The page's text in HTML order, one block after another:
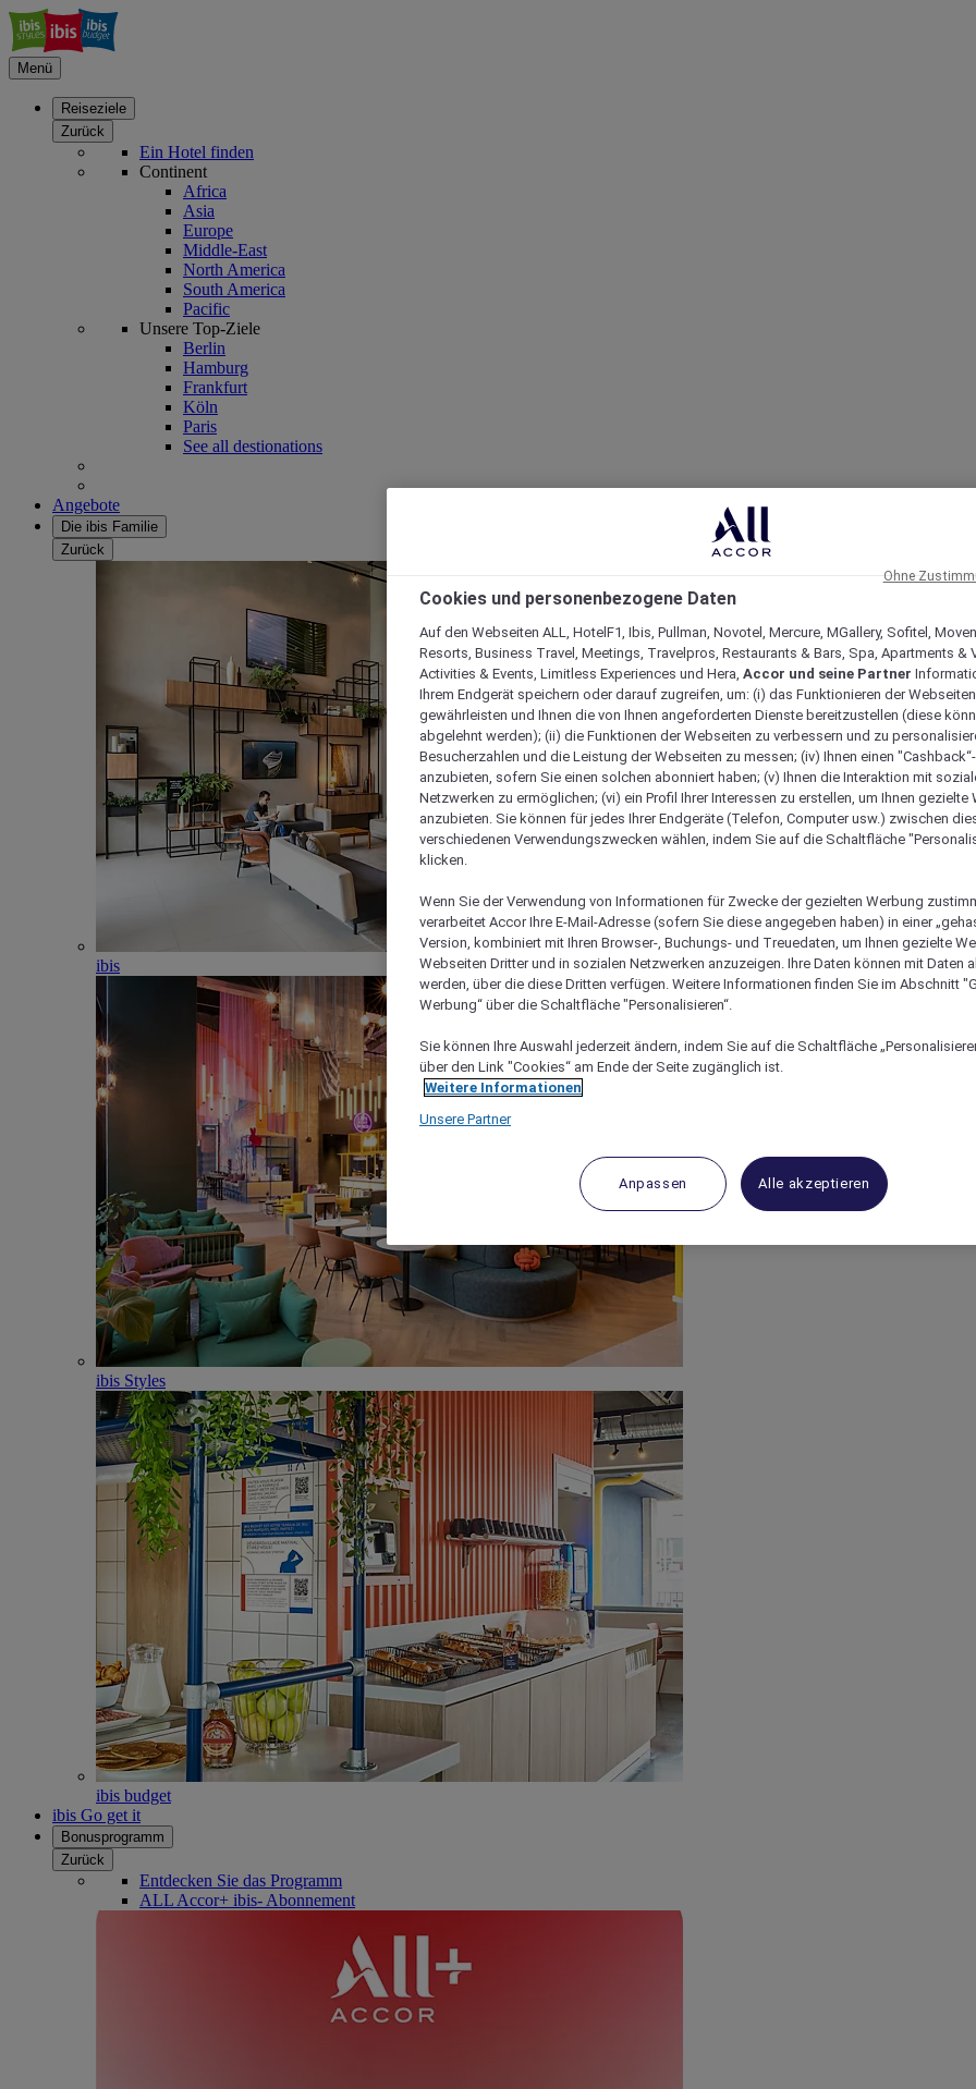
Menü
Reiseziele
Zurück
Ein Hotel finden
Continent
Africa
Asia
Europe
Middle-East
North America
South America
Pacific
Unsere Top-Ziele
Berlin
Hamburg
Frankfurt
Köln
Paris
See all destionations
Angebote
Die ibis Familie
Zurück
ibis
ibis Styles
ibis budget
ibis Go get it
Bonusprogramm
Zurück
Entdecken Sie das Programm
ALL Accor+ ibis- Abonnement
Cookies und personenbezogene Daten
Auf den Webseiten ALL, HotelF1, Ibis, Pullman, Novotel, Mercure, MGallery, Sofitel,
Resorts, Business Travel, Meetings, Travelpros, Restaurants & Bars, Spa, Apartments &
Activities & Events, Limitless Experiences und Hera, Accor und seine Partner
Ihrem Endgerät speichern oder darauf zugreifen, um: (i) das Funktionieren der
gewährleisten und Ihnen die von Ihnen angeforderten Dienste bereitzustellen (diese
abgelehnt werden); (ii) die Funktionen der Webseiten zu verbessern und zu
Besucherzahlen und die Leistung der Webseiten zu messen; (iv) Ihnen einen
anzubieten, sofern Sie einen solchen abonniert haben; (v) Ihnen die Interaktion mit
Netzwerken zu ermöglichen; (vi) ein Profil Ihrer Interessen zu erstellen, um Ihnen gezielte
anzubieten. Sie können für jedes Ihrer Endgeräte (Telefon, Computer usw.) zwischen
verschiedenen Verwendungszwecken wählen, indem Sie auf die Schaltfläche
klicken.
Wenn Sie der Verwendung von Informationen für Zwecke der gezielten Werbung
verarbeitet Accor Ihre E-Mail-Adresse (sofern Sie diese angegeben haben) in einer
Version, kombiniert mit Ihren Browser-, Buchungs- und Treuedaten, um Ihnen gezielte
Webseiten Dritter und in sozialen Netzwerken anzuzeigen. Ihre Daten können mit Daten
werden, über die diese Dritten verfügen. Weitere Informationen finden Sie im Abschnitt
Werbung“ über die Schaltfläche "Personalisieren“.
Sie können Ihre Auswahl jederzeit ändern, indem Sie auf die Schaltfläche
über den Link "Cookies“ am Ende der Seite zugänglich ist.
Weitere Informationen
Unsere Partner
Anpassen Alle akzeptieren
Ohne